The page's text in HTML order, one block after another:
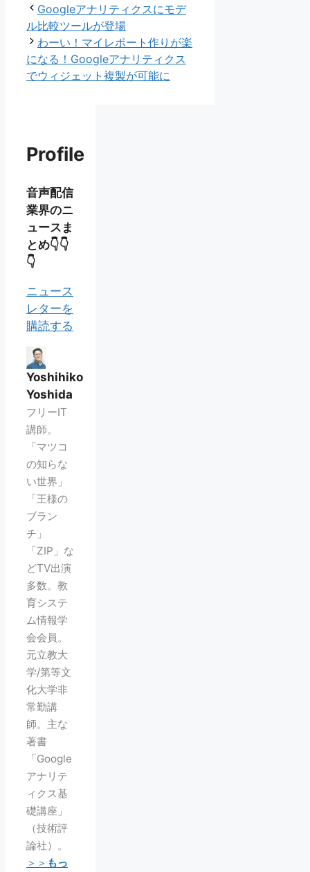
ゴ
リ
ー
Googleアナリティクスにモデ
ル比較ツールが登場
わーい！マイレポート作りが楽
になる！Googleアナリティクス
でウィジェット複製が可能に
Profile
音声配信
業界のニ
ュースま
とめ👇👇
👇
ニュース
レターを
購読する
Yoshihiko
Yoshida
フリーIT
講師。
「マツコ
の知らな
い世界」
「王様の
ブラン
チ」
「ZIP」な
どTV出演
多数。教
育システ
ム情報学
会会員。
元立教大
学/第等文
化大学非
常勤講
師。主な
著書
「Google
アナリテ
ィクス基
礎講座」
（技術評
論社）。
＞＞ もっ